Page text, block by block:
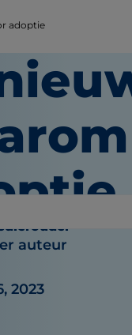
adoptie
auteur
2023